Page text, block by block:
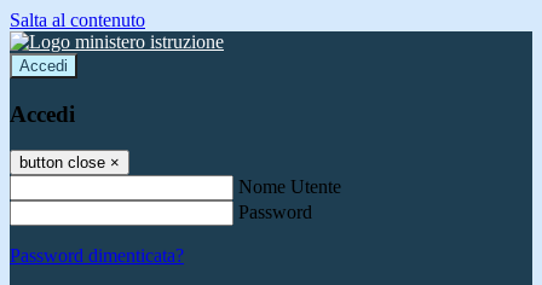
Salta al contenuto
Accedi
Accedi
button close ×
Nome Utente
Password
Password dimenticata?